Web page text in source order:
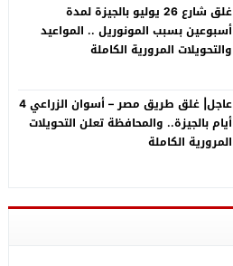
غلق شارع 26 يوليو بالجيزة لمدة
أسبوعين بسبب المونوريل .. المواعيد
والتحويلات المرورية الكاملة
عاجل| غلق طريق مصر – أسوان الزراعي 4
أيام بالجيزة.. والمحافظة تعلن التحويلات
المرورية الكاملة